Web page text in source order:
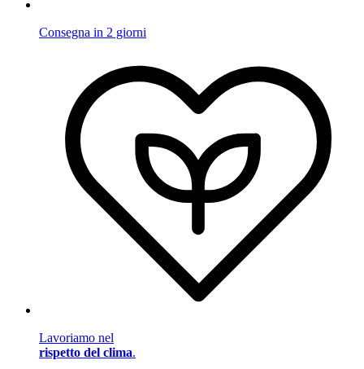
Consegna in 2 giorni
Lavoriamo nel
rispetto del clima.